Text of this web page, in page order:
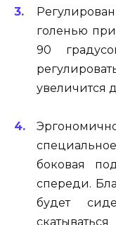
голенью
90
увеличится
боковая
спереди.
будет